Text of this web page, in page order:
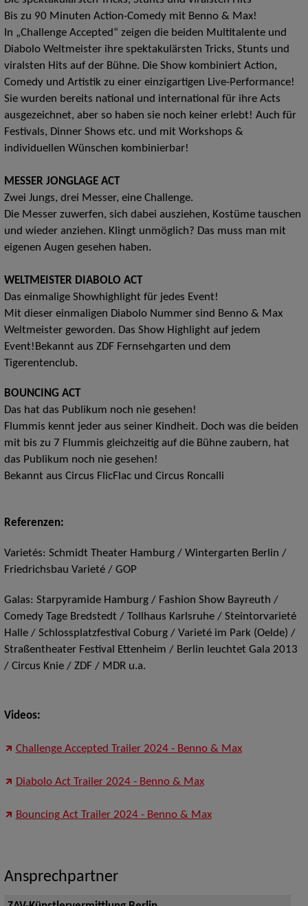
Bis zu 90 Minuten Action-Comedy mit Benno & Max!
In „Challenge Accepted“ zeigen die beiden Multitalente und
Diabolo Weltmeister ihre spektakulärsten Tricks, Stunts und
viralsten Hits auf der Bühne. Die Show kombiniert Action,
Comedy und Artistik zu einer einzigartigen Live-Performance!
Sie wurden bereits national und international für ihre Acts
ausgezeichnet, aber so haben sie noch keiner erlebt! Auch für
Festivals, Dinner Shows etc. und mit Workshops &
individuellen Wünschen kombinierbar!
MESSER JONGLAGE ACT
Zwei Jungs, drei Messer, eine Challenge.
Die Messer zuwerfen, sich dabei ausziehen, Kostüme tauschen
und wieder anziehen. Klingt unmöglich? Das muss man mit
eigenen Augen gesehen haben.
WELTMEISTER DIABOLO ACT
Das einmalige Showhighlight für jedes Event!
Mit dieser einmaligen Diabolo Nummer sind Benno & Max
Weltmeister geworden. Das Show Highlight auf jedem
Event!Bekannt aus ZDF Fernsehgarten und dem
Tigerentenclub.
BOUNCING ACT
Das hat das Publikum noch nie gesehen!
Flummis kennt jeder aus seiner Kindheit. Doch was die beiden
mit bis zu 7 Flummis gleichzeitig auf die Bühne zaubern, hat
das Publikum noch nie gesehen!
Bekannt aus Circus FlicFlac und Circus Roncalli
Referenzen:
Varietés: Schmidt Theater Hamburg / Wintergarten Berlin /
Friedrichsbau Varieté / GOP
Galas: Starpyramide Hamburg / Fashion Show Bayreuth /
Comedy Tage Bredstedt / Tollhaus Karlsruhe / Steintorvarieté
Halle / Schlossplatzfestival Coburg / Varieté im Park (Oelde) /
Straßentheater Festival Ettenheim / Berlin leuchtet Gala 2013
/ Circus Knie / ZDF / MDR u.a.
Videos:
Challenge Accepted Trailer 2024 - Benno & Max
Diabolo Act Trailer 2024 - Benno & Max
Bouncing Act Trailer 2024 - Benno & Max
Ansprechpartner